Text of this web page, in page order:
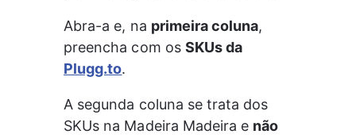
Abra-a e, na primeira coluna,
preencha com os SKUs da
Plugg.to.
A segunda coluna se trata dos
SKUs na Madeira Madeira e não